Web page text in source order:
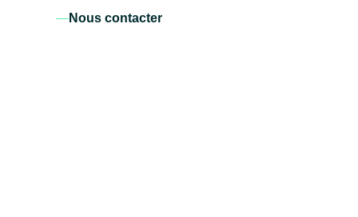
Nous contacter